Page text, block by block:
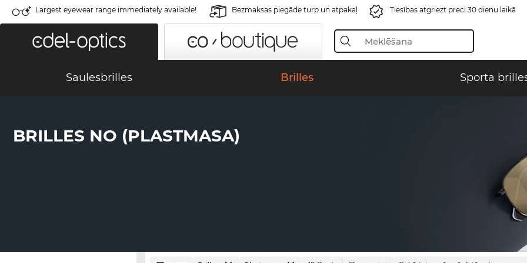
Largest eyewear range immediately available! Bezmaksas piegāde turp un atpakaļ Tiesības atgriezt preci 30 dienu laikā
Saulesbrilles Brilles Sporta
BRILLES NO (PLASTMASA)